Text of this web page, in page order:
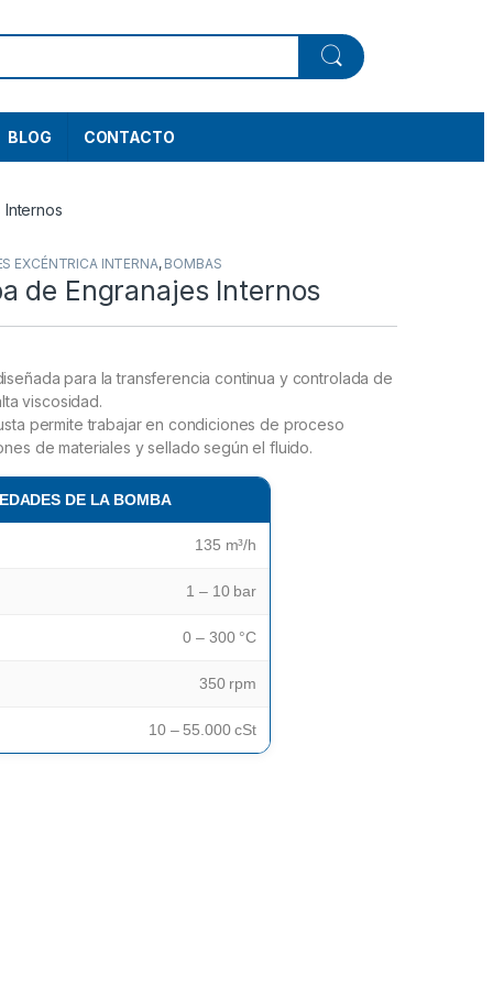
BLOG CONTACTO
Internos
EXCÉNTRICA INTERNA, BOMBAS
de Engranajes Internos
para la transferencia continua y controlada de
viscosidad.
permite trabajar en condiciones de proceso
de materiales y sellado según el fluido.
DE LA BOMBA
135 m³/h
1 – 10 bar
0 – 300 °C
350 rpm
10 – 55.000 cSt